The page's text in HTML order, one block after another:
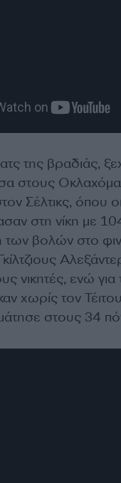
της βραδιάς,
στους Οκλαχόμα
Σέλτικς, όπου
στη νίκη με
των βολών στο
νικητές, ενώ για
χωρίς τον
στους 34